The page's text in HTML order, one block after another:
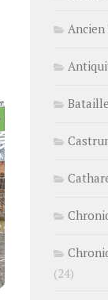
Ancien
(24)